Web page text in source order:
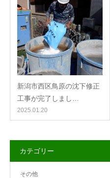
新潟市西区鳥原の沈下修正
工事が完了しまし…
2025.01.20
カテゴリー
その他